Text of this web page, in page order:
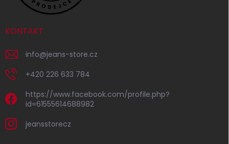
KONTAKT
info@jeans-store.cz
+420 226 633 784
https://www.facebook.com/profile.php?
id=61555614688982
jeansstorecz